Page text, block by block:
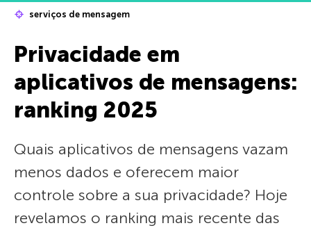
serviços de mensagem
Privacidade em
aplicativos de mensagens:
ranking 2025
Quais aplicativos de mensagens vazam
menos dados e oferecem maior
controle sobre a sua privacidade? Hoje
revelamos o ranking mais recente das